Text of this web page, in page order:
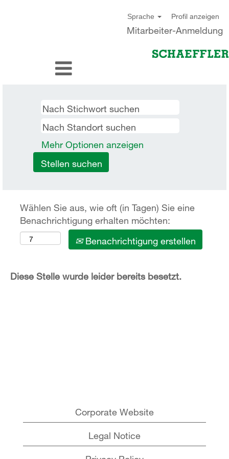
Sprache Profil anzeigen
Mitarbeiter-Anmeldung
Mehr Optionen anzeigen
Wählen Sie aus, wie oft (in Tagen) Sie eine
Benachrichtigung erhalten möchten:
Benachrichtigung erstellen
Diese Stelle wurde leider bereits besetzt.
Corporate Website
Legal Notice